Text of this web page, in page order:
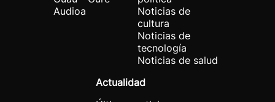
Audioa
Noticias de
cultura
Noticias de
tecnología
Noticias de salud
Actualidad